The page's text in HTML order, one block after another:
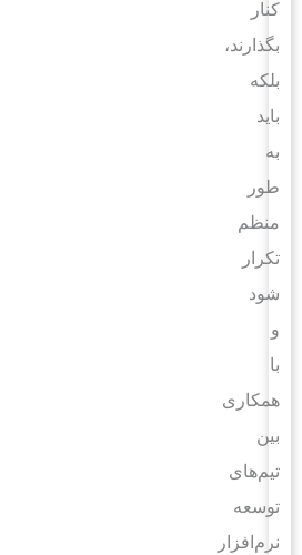
کنار
بگذارند،
بلکه
طور
منظم
تکرار
شود
همکاری
تیم‌های
توسعه
نرم‌افزار